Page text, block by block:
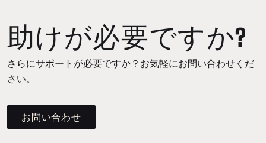
助けが必要ですか?
さらにサポートが必要ですか？お気軽にお問い合わせくだ
さい。
お問い合わせ